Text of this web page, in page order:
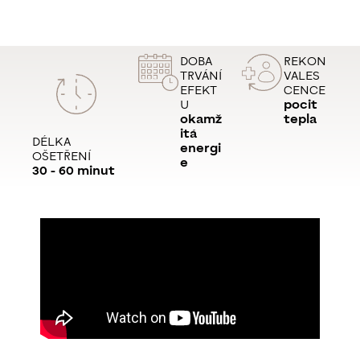
DÉLKA
OŠETŘENÍ
30 - 60 minut
DOBA
TRVÁNÍ
EFEKT
U
okamž
itá
energi
e
REKON
VALES
CENCE
pocit
tepla